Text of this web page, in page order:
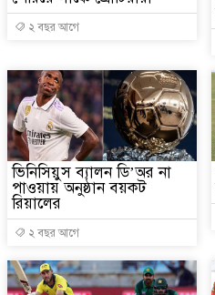
২ বছর আগে
ভিনিসিয়ুস ব্যালন ডি’অর না
পাওয়ায় অনুষ্ঠান বয়কট
রিয়ালের
২ বছর আগে